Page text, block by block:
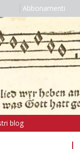
Abbonamenti
blog